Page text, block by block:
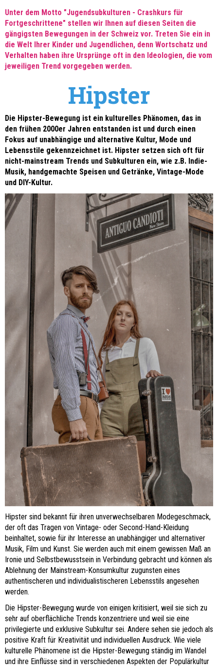
Unter dem Motto "Jugendsubkulturen - Crashkurs für
Fortgeschrittene" stellen wir Ihnen auf diesen Seiten die
gängigsten Bewegungen in der Schweiz vor. Treten Sie ein in
die Welt Ihrer Kinder und Jugendlichen, denn Wortschatz und
Verhalten haben ihre Ursprünge oft in den Ideologien, die vom
jeweiligen Trend vorgegeben werden.
Hipster
Die Hipster-Bewegung ist ein kulturelles Phänomen, das in
den frühen 2000er Jahren entstanden ist und durch einen
Fokus auf unabhängige und alternative Kultur, Mode und
Lebensstile gekennzeichnet ist. Hipster setzen sich oft für
nicht-mainstream Trends und Subkulturen ein, wie z.B. Indie-
Musik, handgemachte Speisen und Getränke, Vintage-Mode
und DIY-Kultur.
Hipster sind bekannt für ihren unverwechselbaren Modegeschmack,
der oft das Tragen von Vintage- oder Second-Hand-Kleidung
beinhaltet, sowie für ihr Interesse an unabhängiger und alternativer
Musik, Film und Kunst. Sie werden auch mit einem gewissen Maß an
Ironie und Selbstbewusstsein in Verbindung gebracht und können als
Ablehnung der Mainstream-Konsumkultur zugunsten eines
authentischeren und individualistischeren Lebensstils angesehen
werden.
Die Hipster-Bewegung wurde von einigen kritisiert, weil sie sich zu
sehr auf oberflächliche Trends konzentriere und weil sie eine
privilegierte und exklusive Subkultur sei. Andere sehen sie jedoch als
positive Kraft für Kreativität und individuellen Ausdruck. Wie viele
kulturelle Phänomene ist die Hipster-Bewegung ständig im Wandel
und ihre Einflüsse sind in verschiedenen Aspekten der Populärkultur